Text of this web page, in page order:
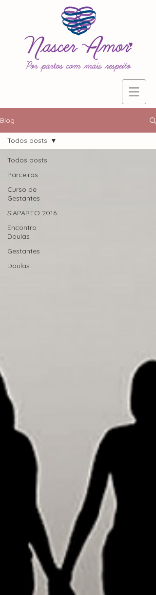
Blog
Todos posts
Parceiras
Curso de
Gestantes
SIAPARTO 2016
Encontro
Doulas
Gestantes
Doulas
Todos posts